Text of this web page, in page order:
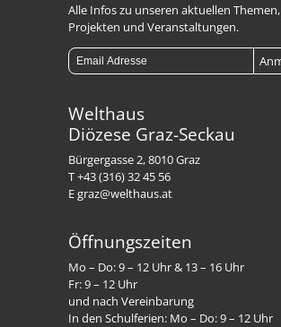
Alle Infos zu unseren aktuellen Themen,
Projekten und Veranstaltungen.
Welthaus
Diözese Graz-Seckau
Bürgergasse 2, 8010 Graz
T +43 (316) 32 45 56
E graz@welthaus.at
Öffnungszeiten
Mo – Do: 9 – 12 Uhr & 13 – 16 Uhr
Fr: 9 – 12 Uhr
und nach Vereinbarung
In den Schulferien: Mo – Do: 9 – 12 Uhr